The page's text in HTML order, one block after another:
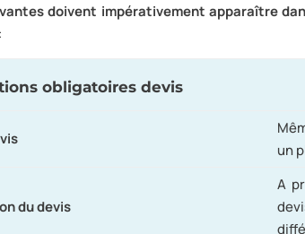
doivent impérativement apparaître
obligatoires devis
un
du devis
A